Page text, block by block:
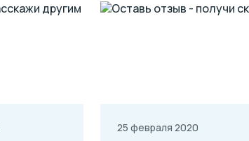
25 февраля 2020